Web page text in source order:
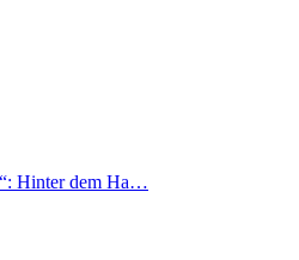
Hinter dem Ha…